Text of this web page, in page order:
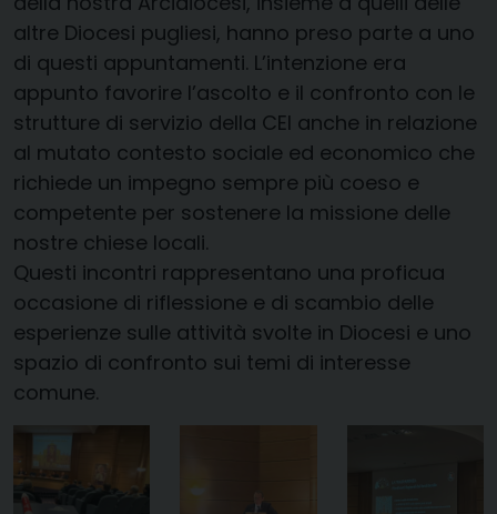
altre Diocesi pugliesi, hanno preso parte a uno
di questi appuntamenti. L’intenzione era
appunto favorire l’ascolto e il confronto con le
strutture di servizio della CEI anche in relazione
al mutato contesto sociale ed economico che
richiede un impegno sempre più coeso e
competente per sostenere la missione delle
nostre chiese locali.
Questi incontri rappresentano una proficua
occasione di riflessione e di scambio delle
esperienze sulle attività svolte in Diocesi e uno
spazio di confronto sui temi di interesse
comune.